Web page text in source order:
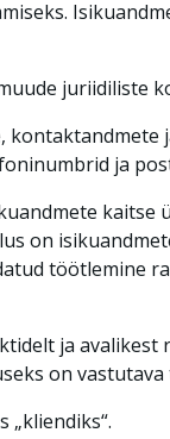
juriidiliste
ja
on
töötlemine
ja
on
„kliendiks“.